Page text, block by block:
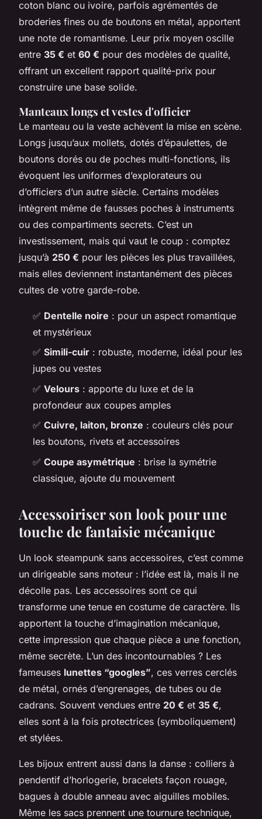
coton blanc ou ivoire, parfois agrémentés de
broderies fines ou de boutons en métal, apportent
une note de romantisme. Leur prix moyen oscille
entre 35 € et 60 € pour des modèles de qualité,
offrant un excellent rapport qualité-prix pour
construire une base solide.
Manteaux longs et vestes d'officier
Le manteau ou la veste achèvent la mise en scène.
Longs jusqu’aux mollets, dotés d’épaulettes, de
boutons dorés ou de poches multi-fonctions, ils
évoquent les uniformes d’explorateurs ou
d’officiers d’un autre siècle. Certains modèles
intègrent même de fausses poches à instruments
ou des compartiments secrets. C’est un
investissement, mais qui vaut le coup : comptez
jusqu’à 250 € pour les pièces les plus travaillées,
mais elles deviennent instantanément des pièces
cultes de votre garde-robe.
✅ Dentelle noire : pour un aspect romantique
et mystérieux
✅ Simili-cuir : robuste, moderne, idéal pour les
jupes ou vestes
✅ Velours : apporte du luxe et de la
profondeur aux coupes amples
✅ Cuivre, laiton, bronze : couleurs clés pour
les boutons, rivets et accessoires
✅ Coupe asymétrique : brise la symétrie
classique, ajoute du mouvement
Accessoiriser son look pour une
touche de fantaisie mécanique
Un look steampunk sans accessoires, c’est comme
un dirigeable sans moteur : l’idée est là, mais il ne
décolle pas. Les accessoires sont ce qui
transforme une tenue en costume de caractère. Ils
apportent la touche d’imagination mécanique,
cette impression que chaque pièce a une fonction,
même secrète. L’un des incontournables ? Les
fameuses lunettes “googles”, ces verres cerclés
de métal, ornés d’engrenages, de tubes ou de
cadrans. Souvent vendues entre 20 € et 35 €,
elles sont à la fois protectrices (symboliquement)
et stylées.
Les bijoux entrent aussi dans la danse : colliers à
pendentif d’horlogerie, bracelets façon rouage,
bagues à double anneau avec aiguilles mobiles.
Même les sacs prennent une tournure technique,